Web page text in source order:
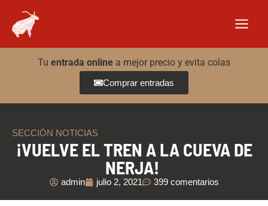
contenido
Tu entrada online a mejor precio y evita colas
Comprar entradas
SECCIÓN NOTICIAS
¡VUELVE EL TREN A LA CUEVA DE
NERJA!
admin julio 2, 2021 399 comentarios